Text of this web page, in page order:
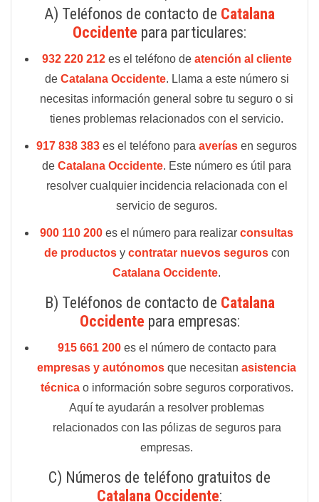
A) Teléfonos de contacto de Catalana
Occidente para particulares:
932 220 212es el teléfono de atención al cliente
de Catalana Occidente. Llama a este número si
necesitas información general sobre tu seguro o si
tienes problemas relacionados con el servicio.
917 838 383 es el teléfono para averías en seguros
de Catalana Occidente. Este número es útil para
resolver cualquier incidencia relacionada con el
servicio de seguros.
900 110 200 es el número para realizar consultas
de productosy contratar nuevos seguroscon
Catalana Occidente.
B) Teléfonos de contacto de Catalana
Occidente para empresas:
915 661 200es el número de contacto para
empresas y autónomos que necesitan asistencia
técnicao información sobre seguros corporativos.
Aquí te ayudarán a resolver problemas
relacionados con las pólizas de seguros para
empresas.
C) Números de teléfono gratuitos de
Catalana Occidente: